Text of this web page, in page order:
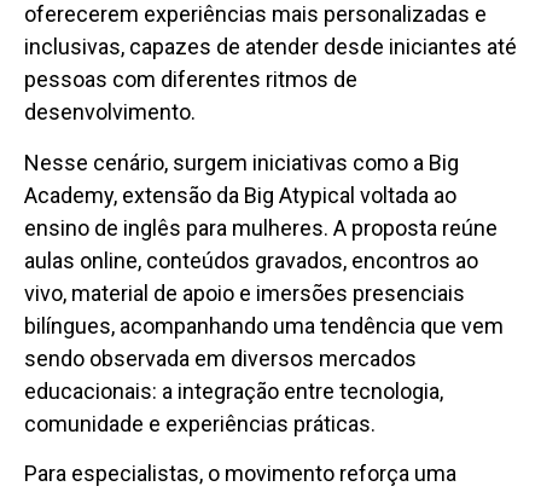
oferecerem experiências mais personalizadas e
inclusivas, capazes de atender desde iniciantes até
pessoas com diferentes ritmos de
desenvolvimento.
Nesse cenário, surgem iniciativas como a Big
Academy, extensão da Big Atypical voltada ao
ensino de inglês para mulheres. A proposta reúne
aulas online, conteúdos gravados, encontros ao
vivo, material de apoio e imersões presenciais
bilíngues, acompanhando uma tendência que vem
sendo observada em diversos mercados
educacionais: a integração entre tecnologia,
comunidade e experiências práticas.
Para especialistas, o movimento reforça uma